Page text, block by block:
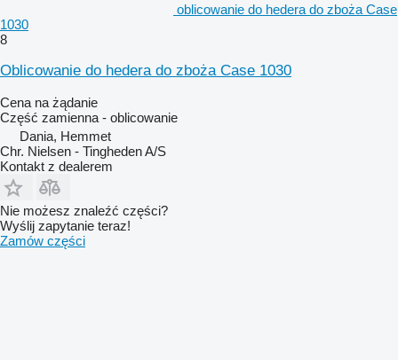
oblicowanie do hedera do zboża Case
1030
8
Oblicowanie do hedera do zboża Case 1030
Cena na żądanie
Część zamienna - oblicowanie
Dania, Hemmet
Chr. Nielsen - Tingheden A/S
Kontakt z dealerem
Nie możesz znaleźć części?
Wyślij zapytanie teraz!
Zamów części